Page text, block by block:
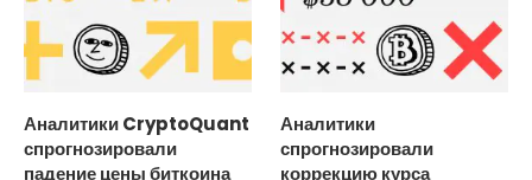
Аналитики CryptoQuant
спрогнозировали
падение цены биткоина
Аналитики
спрогнозировали
коррекцию курса